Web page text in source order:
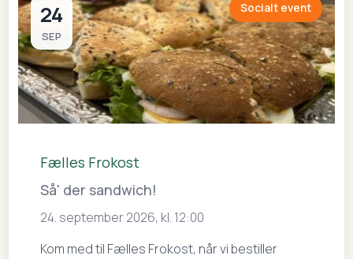
24
SEP
Socialt event
Fælles Frokost
Så' der sandwich!
24. september 2026, kl. 12:00
Kom med til Fælles Frokost, når vi bestiller